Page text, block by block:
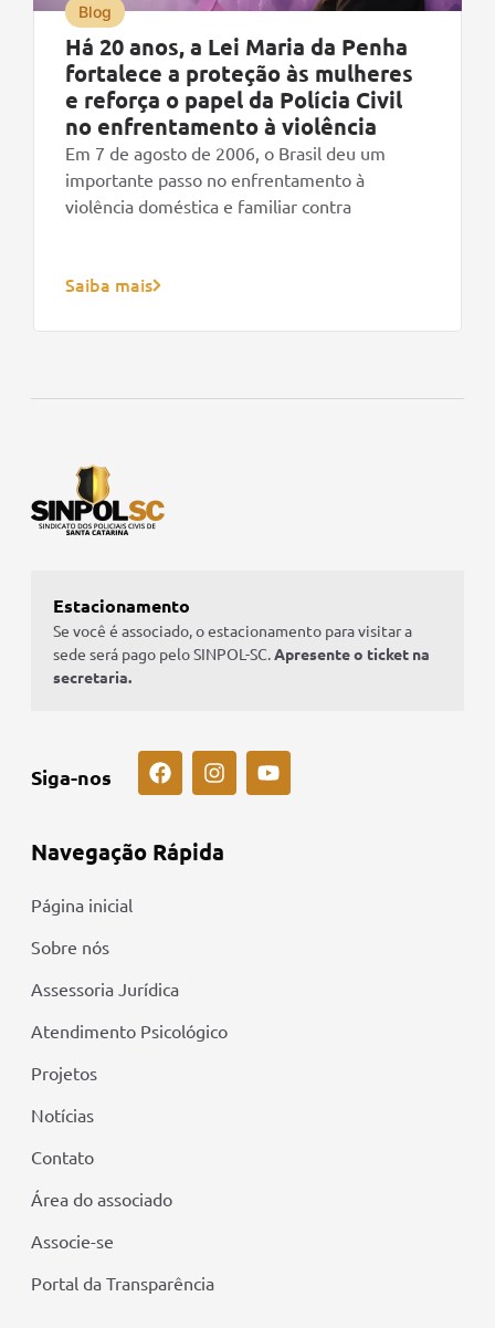
Blog
Há 20 anos, a Lei Maria da Penha
fortalece a proteção às mulheres
e reforça o papel da Polícia Civil
no enfrentamento à violência
Em 7 de agosto de 2006, o Brasil deu um
importante passo no enfrentamento à
violência doméstica e familiar contra
Saiba mais
Estacionamento
Se você é associado, o estacionamento para visitar a
sede será pago pelo SINPOL-SC.Apresente o ticket na
secretaria.
Siga-nos
Navegação Rápida
Página inicial
Sobre nós
Assessoria Jurídica
Atendimento Psicológico
Projetos
Notícias
Contato
Área do associado
Associe-se
Portal da Transparência